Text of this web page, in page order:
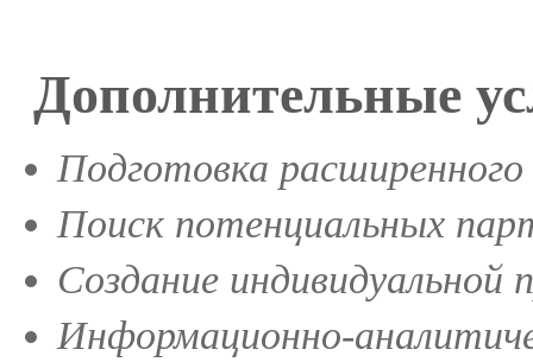
Дополнительные
Подготовка
Поиск потенциальных
Создание индивидуальной
Информационно-